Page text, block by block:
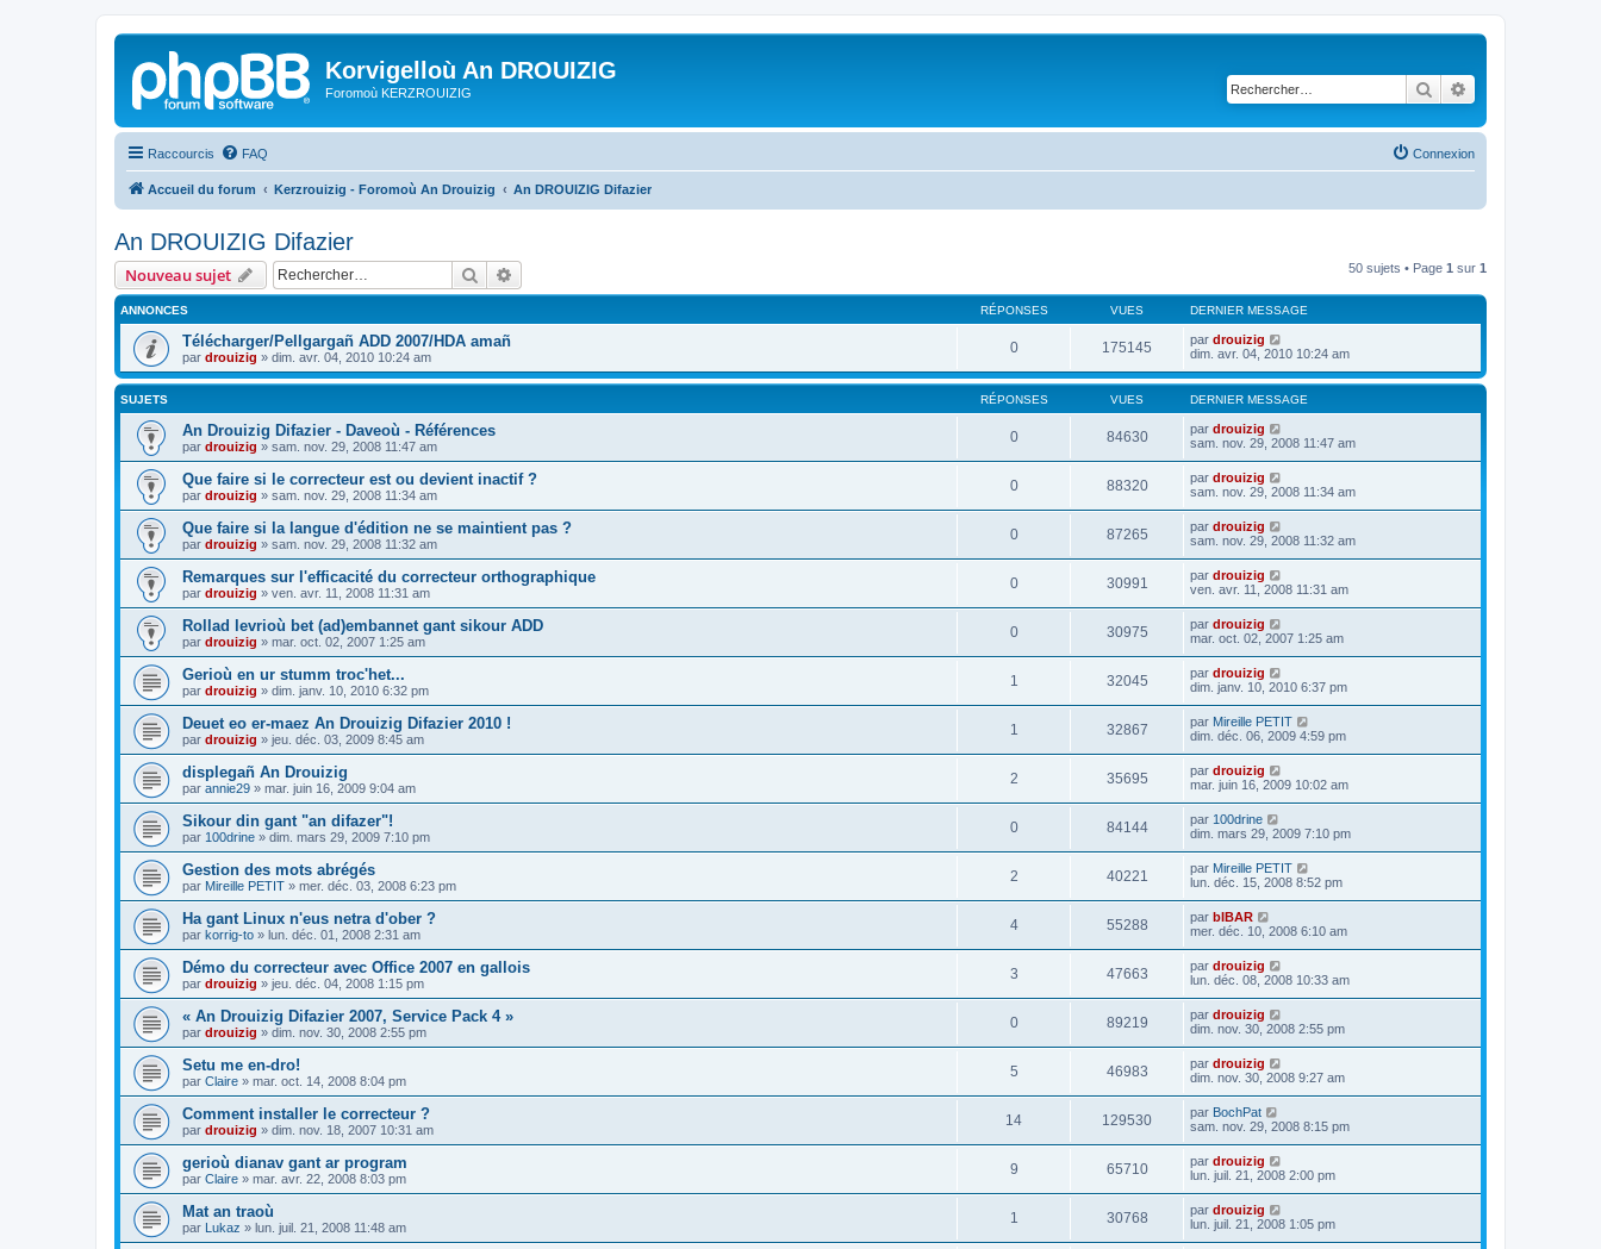
Korvigelloù An DROUIZIG
Foromoù KERZROUIZIG Rechercher
Raccourcis FAQ Connexion
Accueil du forum Kerzrouizig - Foromoù An Drouizig An DROUIZIG Difazier
An DROUIZIG Difazier
Nouveau sujet Rechercher 50 sujets • Page 1 sur 1
ANNONCES RÉPONSES VUES DERNIER MESSAGE
Télécharger/Pellgargañ ADD 2007/HDA amañ
par drouizig » dim. avr. 04, 2010 10:24 am
0 175145 par drouizig
dim. avr. 04, 2010 10:24 am
SUJETS RÉPONSES VUES DERNIER MESSAGE
An Drouizig Difazier - Daveoù - Références
par drouizig » sam. nov. 29, 2008 11:47 am
0 84630 par drouizig
sam. nov. 29, 2008 11:47 am
Que faire si le correcteur est ou devient inactif ?
par drouizig » sam. nov. 29, 2008 11:34 am
0 88320 par drouizig
sam. nov. 29, 2008 11:34 am
Que faire si la langue d'édition ne se maintient pas ?
par drouizig » sam. nov. 29, 2008 11:32 am
0 87265 par drouizig
sam. nov. 29, 2008 11:32 am
Remarques sur l'efficacité du correcteur orthographique
par drouizig » ven. avr. 11, 2008 11:31 am
0 30991 par drouizig
ven. avr. 11, 2008 11:31 am
Rollad levrioù bet (ad)embannet gant sikour ADD
par drouizig » mar. oct. 02, 2007 1:25 am
0 30975 par drouizig
mar. oct. 02, 2007 1:25 am
Gerioù en ur stumm troc'het...
par drouizig » dim. janv. 10, 2010 6:32 pm
1 32045 par drouizig
dim. janv. 10, 2010 6:37 pm
Deuet eo er-maez An Drouizig Difazier 2010 !
par drouizig » jeu. déc. 03, 2009 8:45 am
1 32867 par Mireille PETIT
dim. déc. 06, 2009 4:59 pm
displegañ An Drouizig
par annie29 » mar. juin 16, 2009 9:04 am
2 35695 par drouizig
mar. juin 16, 2009 10:02 am
Sikour din gant "an difazer"!
par 100drine » dim. mars 29, 2009 7:10 pm
0 84144 par 100drine
dim. mars 29, 2009 7:10 pm
Gestion des mots abrégés
par Mireille PETIT » mer. déc. 03, 2008 6:23 pm
2 40221 par Mireille PETIT
lun. déc. 15, 2008 8:52 pm
Ha gant Linux n'eus netra d'ober ?
par korrig-to » lun. déc. 01, 2008 2:31 am
4 55288 par bIBAR
mer. déc. 10, 2008 6:10 am
Démo du correcteur avec Office 2007 en gallois
par drouizig » jeu. déc. 04, 2008 1:15 pm
3 47663 par drouizig
lun. déc. 08, 2008 10:33 am
« An Drouizig Difazier 2007, Service Pack 4 »
par drouizig » dim. nov. 30, 2008 2:55 pm
0 89219 par drouizig
dim. nov. 30, 2008 2:55 pm
Setu me en-dro!
par Claire » mar. oct. 14, 2008 8:04 pm
5 46983 par drouizig
dim. nov. 30, 2008 9:27 am
Comment installer le correcteur ?
par drouizig » dim. nov. 18, 2007 10:31 am
14 129530 par BochPat
sam. nov. 29, 2008 8:15 pm
gerioù dianav gant ar program
par Claire » mar. avr. 22, 2008 8:03 pm
9 65710 par drouizig
lun. juil. 21, 2008 2:00 pm
Mat an traoù
par Lukaz » lun. juil. 21, 2008 11:48 am
1 30768 par drouizig
lun. juil. 21, 2008 1:05 pm